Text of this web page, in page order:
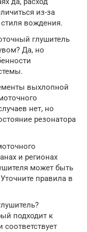
из-за
стиля вождения.
глушитель
Да, но
выхлопной
нет, но
резонатора
и регионах
может быть
правила в
подходит к